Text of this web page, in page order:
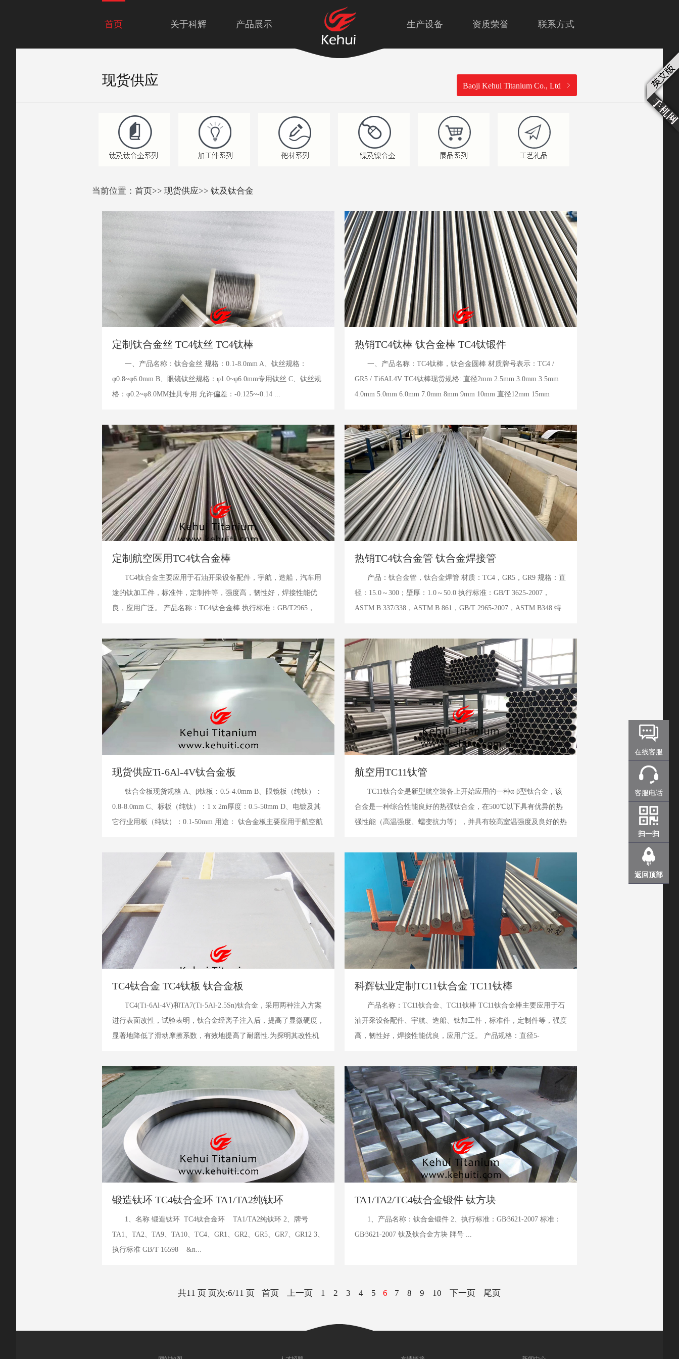
首页 关于科辉 产品展示 生产设备 资质荣誉 联系方式
现货供应 Baoji Kehui Titanium Co., Ltd
当前位置： 首页>> 现货供应>> 钛及钛合金
定制钛合金丝 TC4钛丝 TC4钛棒
一、产品名称：钛合金丝 规格：0.1-8.0mm A、钛丝规格：
φ0.8~φ6.0mm B、眼镜钛丝规格：φ1.0~φ6.0mm专用钛丝 C、钛丝规
格：φ0.2~φ8.0MM挂具专用 允许偏差：-0.125~-0.14 ...
热销TC4钛棒 钛合金棒 TC4钛锻件
一、产品名称：TC4钛棒，钛合金圆棒 材质牌号表示：TC4 /
GR5 / Ti6AL4V TC4钛棒现货规格: 直径2mm 2.5mm 3.0mm 3.5mm
4.0mm 5.0mm 6.0mm 7.0mm 8mm 9mm 10mm 直径12mm 15mm
定制航空医用TC4钛合金棒
TC4钛合金主要应用于石油开采设备配件，宇航，造船，汽车用
途的钛加工件，标准件，定制件等，强度高，韧性好，焊接性能优
良，应用广泛。 产品名称：TC4钛合金棒 执行标准：GB/T2965，
热销TC4钛合金管 钛合金焊接管
产品：钛合金管，钛合金焊管 材质：TC4，GR5，GR9 规格：直
径：15.0～300；壁厚：1.0～50.0 执行标准：GB/T 3625-2007，
ASTM B 337/338，ASTM B 861，GB/T 2965-2007，ASTM B348 特
现货供应Ti-6Al-4V钛合金板
钛合金板现货规格 A、β钛板：0.5-4.0mm B、眼镜板（纯钛）：
0.8-8.0mm C、标板（纯钛）：1 x 2m厚度：0.5-50mm D、电镀及其
它行业用板（纯钛）：0.1-50mm 用途： 钛合金板主要应用于航空航
航空用TC11钛管
TC11钛合金是新型航空装备上开始应用的一种α-β型钛合金，该
合金是一种综合性能良好的热强钛合金，在500℃以下具有优异的热
强性能（高温强度、蠕变抗力等），并具有较高室温强度及良好的热
结构件等零件。...
TC4钛合金 TC4钛板 钛合金板
TC4(Ti-6Al-4V)和TA7(Ti-5Al-2.5Sn)钛合金，采用两种注入方案
进行表面改性，试验表明，钛合金经离子注入后，提高了显微硬度，
显著地降低了滑动摩擦系数，有效地提高了耐磨性.为探明其改性机
满意的结...
科辉钛业定制TC11钛合金 TC11钛棒
产品名称：TC11钛合金、TC11钛棒 TC11钛合金棒主要应用于石
油开采设备配件、宇航、造船、钛加工件，标准件，定制件等，强度
高，韧性好，焊接性能优良，应用广泛。 产品规格：直径5-
锻造钛环 TC4钛合金环 TA1/TA2纯钛环
1、名称 锻造钛环 TC4钛合金环 TA1/TA2纯钛环 2、牌号
TA1、TA2、TA9、TA10、TC4、GR1、GR2、GR5、GR7、GR12 3、
执行标准 GB/T 16598 &n...
TA1/TA2/TC4钛合金锻件 钛方块
1、产品名称：钛合金锻件 2、执行标准：GB∕3621-2007 标准：
GB∕3621-2007 钛及钛合金方块 牌号 ...
共11 页 页次:6/11 页 首页 上一页 1 2 3 4 5 6 7 8 9 10 下一页 尾页
在线客服
客服电话
扫一扫
返回顶部